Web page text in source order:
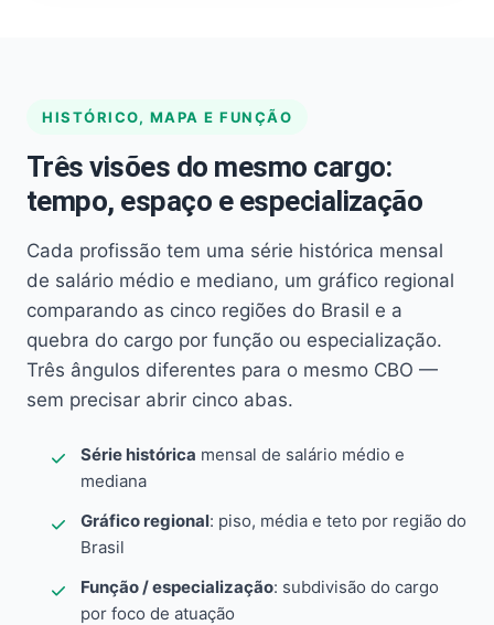
HISTÓRICO, MAPA E FUNÇÃO
Três visões do mesmo cargo:
tempo, espaço e especialização
Cada profissão tem uma série histórica mensal
de salário médio e mediano, um gráfico regional
comparando as cinco regiões do Brasil e a
quebra do cargo por função ou especialização.
Três ângulos diferentes para o mesmo CBO —
sem precisar abrir cinco abas.
Série histórica mensal de salário médio e
mediana
Gráfico regional: piso, média e teto por região do
Brasil
Função / especialização: subdivisão do cargo
por foco de atuação